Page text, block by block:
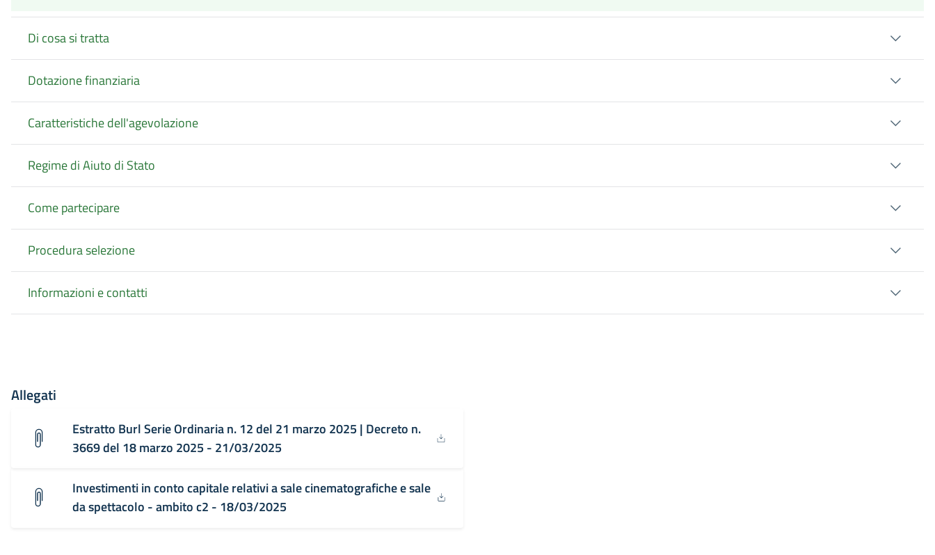
Di cosa si tratta
Dotazione finanziaria
Caratteristiche dell'agevolazione
Regime di Aiuto di Stato
Come partecipare
Procedura selezione
Informazioni e contatti
Allegati
Estratto Burl Serie Ordinaria n. 12 del 21 marzo 2025 | Decreto n.
3669 del 18 marzo 2025 - 21/03/2025
Investimenti in conto capitale relativi a sale cinematografiche e sale
da spettacolo - ambito c2 - 18/03/2025